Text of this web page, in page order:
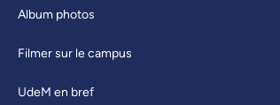
Album photos
Filmer sur le campus
UdeM en bref